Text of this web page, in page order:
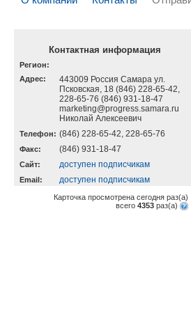
Контактная информация
Регион:
Адрес:
443009 Россия Самара ул.
Псковская, 18 (846) 228-65-42,
228-65-76 (846) 931-18-47
marketing@progress.samara.ru
Николай Алексеевич
Телефон: (846) 228-65-42, 228-65-76
Факс: (846) 931-18-47
Cайт: доступен подписчикам
Email: доступен подписчикам
Карточка просмотрена сегодня раз(a)
всего 4353 раз(a)